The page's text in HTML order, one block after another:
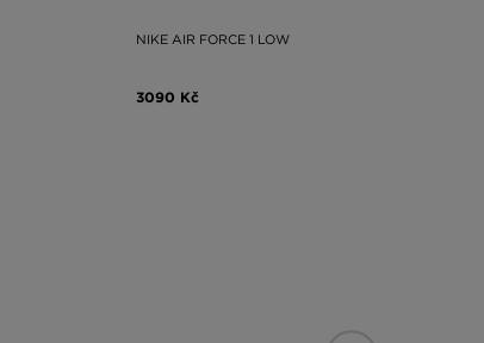
NIKE AIR FORCE 1 LOW
3090 Kč